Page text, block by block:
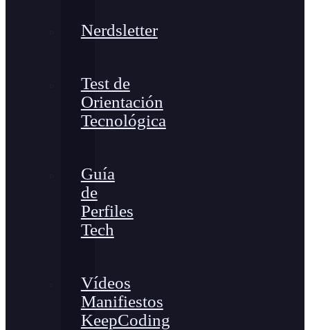
Nerdsletter
Test de
Orientación
Tecnológica
Guía
de
Perfiles
Tech
Vídeos
Manifiestos
KeepCoding